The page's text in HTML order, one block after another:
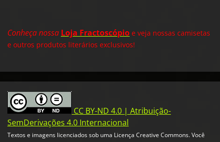
Conheça nossa Loja Fractoscópio e veja nossas camisetas
e outros produtos literários exclusivos!
CC BY-ND 4.0 | Atribuição-
SemDerivações 4.0 Internacional
Textos e imagens licenciados sob uma Licença Creative Commons. Você